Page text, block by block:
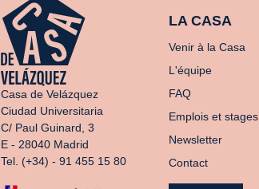
Casa de Velázquez
Ciudad Universitaria
C/ Paul Guinard, 3
E - 28040 Madrid
Tel. (+34) - 91 455 15 80
LA CASA
Venir à la Casa
L'équipe
FAQ
Emplois et stages
Newsletter
Contact